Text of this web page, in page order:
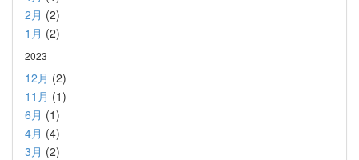
2月 (2)
1月 (2)
2023
12月 (2)
11月 (1)
6月 (1)
4月 (4)
3月 (2)